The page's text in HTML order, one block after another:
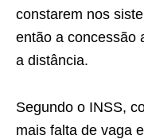
constarem nos
então a concessão
a distância.
Segundo o INSS,
mais falta de vaga